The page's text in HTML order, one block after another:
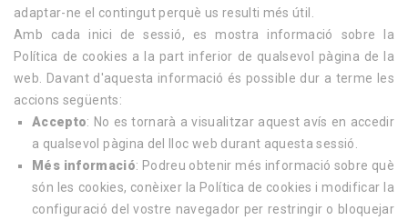
adaptar-ne el contingut perquè us resulti més útil.
Amb cada inici de sessió, es mostra informació sobre la
Política de cookies a la part inferior de qualsevol pàgina de la
web. Davant d'aquesta informació és possible dur a terme les
accions següents:
Accepto: No es tornarà a visualitzar aquest avís en accedir
a qualsevol pàgina del lloc web durant aquesta sessió.
Més informació: Podreu obtenir més informació sobre què
són les cookies, conèixer la Política de cookies i modificar la
configuració del vostre navegador per restringir o bloquejar